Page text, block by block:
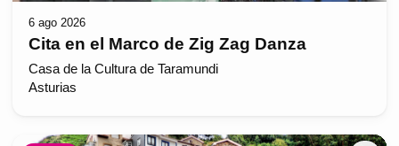
6 ago 2026
Cita en el Marco de Zig Zag Danza
Casa de la Cultura de Taramundi
Asturias